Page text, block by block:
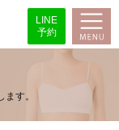
LINE
予約